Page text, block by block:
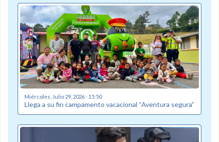
Miércoles, Julio 29, 2026 - 15:50
Llega a su fin campamento vacacional “Aventura segura”